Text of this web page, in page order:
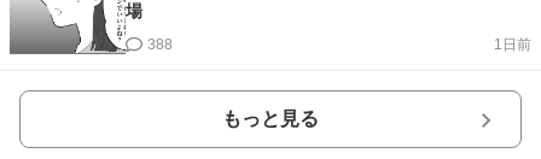
場
1日前
388
もっと見る